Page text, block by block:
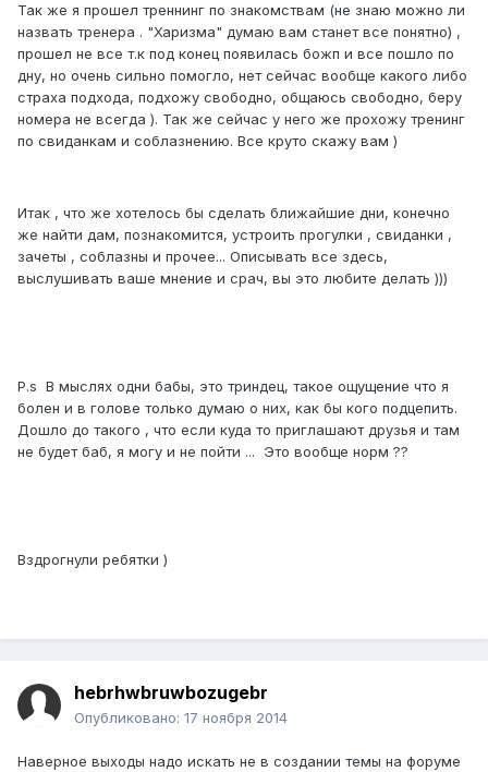
Так же я прошел треннинг по знакомствам (не знаю можно ли
назвать тренера . "Харизма" думаю вам станет все понятно) ,
прошел не все т.к под конец появилась божп и все пошло по
дну, но очень сильно помогло, нет сейчас вообще какого либо
страха подхода, подхожу свободно, общаюсь свободно, беру
номера не всегда ). Так же сейчас у него же прохожу тренинг
по свиданкам и соблазнению. Все круто скажу вам )
Итак , что же хотелось бы сделать ближайшие дни, конечно
же найти дам, познакомится, устроить прогулки , свиданки ,
зачеты , соблазны и прочее... Описывать все здесь,
выслушивать ваше мнение и срач, вы это любите делать )))
P.s В мыслях одни бабы, это триндец, такое ощущение что я
болен и в голове только думаю о них, как бы кого подцепить.
Дошло до такого , что если куда то приглашают друзья и там
не будет баб, я могу и не пойти ... Это вообще норм ??
Вздрогнули ребятки )
hebrhwbruwbozugebr
Опубликовано: 17 ноября 2014
Наверное выходы надо искать не в создании темы на форуме